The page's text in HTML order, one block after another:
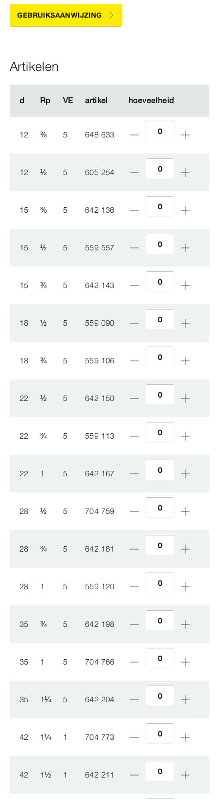
GEBRUIKSAANWIJZING
Artikelen
d Rp VE artikel hoeveelheid
d Rp VE artikel hoeveelheid
12 ⅜ 5 648 633
12 ½ 5 605 254
15 ⅜ 5 642 136
15 ½ 5 559 557
15 ¾ 5 642 143
18 ½ 5 559 090
18 ¾ 5 559 106
22 ½ 5 642 150
22 ¾ 5 559 113
22 1 5 642 167
28 ½ 5 704 759
28 ¾ 5 642 181
28 1 5 559 120
35 ¾ 5 642 198
35 1 5 704 766
35 1¼ 5 642 204
42 1¼ 1 704 773
42 1½ 1 642 211